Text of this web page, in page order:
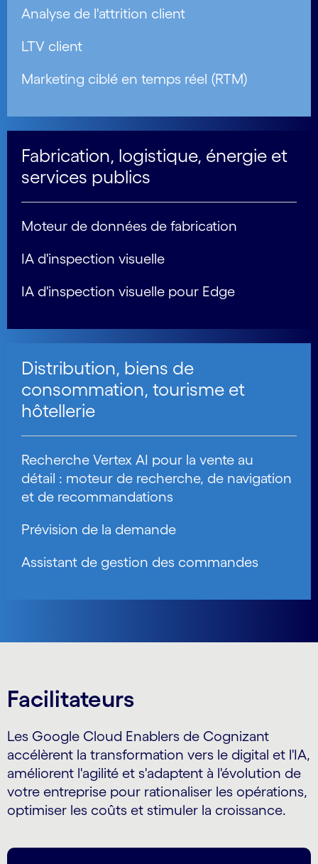
Analyse de l'attrition client
LTV client
Marketing ciblé en temps réel (RTM)
Fabrication, logistique, énergie et
services publics
Moteur de données de fabrication
IA d'inspection visuelle
IA d'inspection visuelle pour Edge
Distribution, biens de
consommation, tourisme et
hôtellerie
Recherche Vertex AI pour la vente au
détail : moteur de recherche, de navigation
et de recommandations
Prévision de la demande
Assistant de gestion des commandes
Facilitateurs
Les Google Cloud Enablers de Cognizant
accélèrent la transformation vers le digital et l'IA,
améliorent l'agilité et s'adaptent à l'évolution de
votre entreprise pour rationaliser les opérations,
optimiser les coûts et stimuler la croissance.